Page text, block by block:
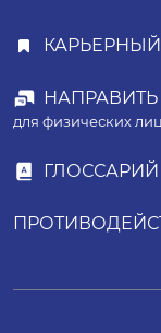
для физических
ГЛОССАРИЙ